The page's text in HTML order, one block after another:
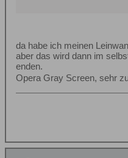
da habe ich meinen
aber das wird dann im
enden.
Opera Gray Screen, sehr